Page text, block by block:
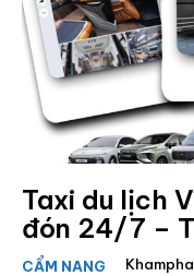
Taxi du lịch
đón 24/7 –
CẨM NANG